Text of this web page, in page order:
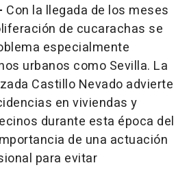
Con la llegada de los meses
de cucarachas se
especialmente
urbanos como Sevilla. La
Castillo Nevado advierte
en viviendas y
durante esta época del
de una actuación
para evitar